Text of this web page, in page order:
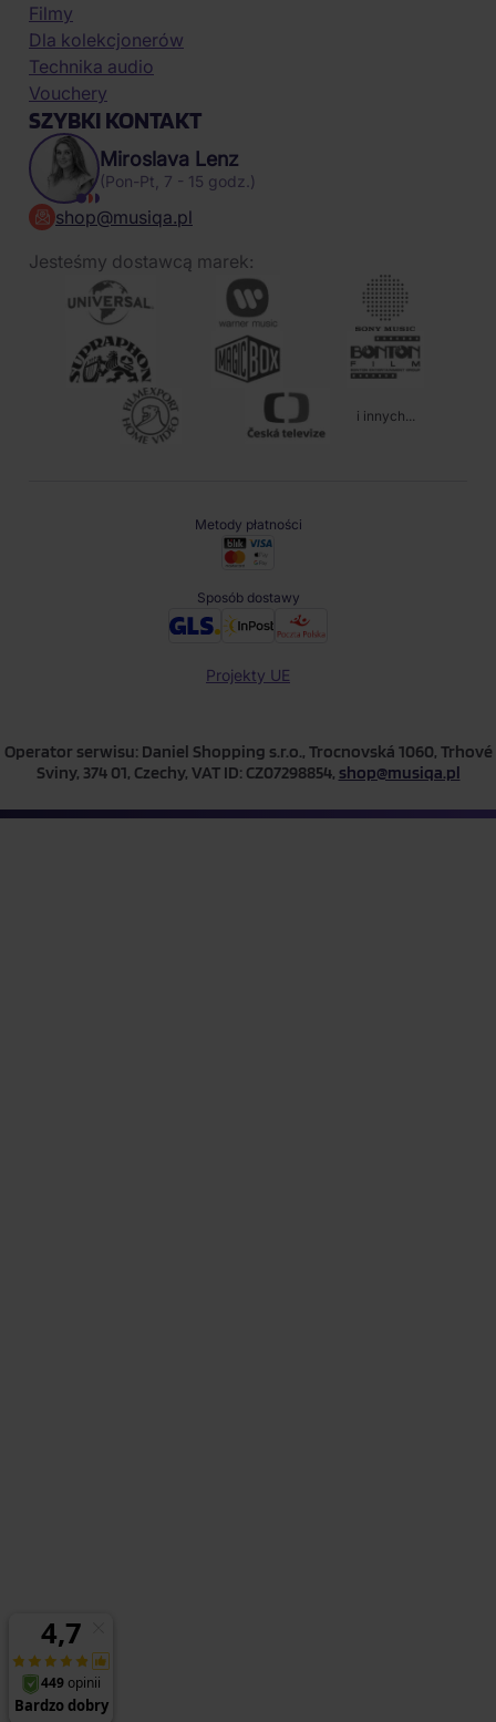
Filmy
Dla kolekcjonerów
Technika audio
Vouchery
SZYBKI KONTAKT
Miroslava Lenz
(Pon-Pt, 7 - 15 godz.)
shop@musiqa.pl
Jesteśmy dostawcą marek:
i innych...
Metody płatności
Sposób dostawy
Projekty UE
Operator serwisu: Daniel Shopping s.r.o., Trocnovská 1060, Trhové
Sviny, 374 01, Czechy, VAT ID: CZ07298854, shop@musiqa.pl